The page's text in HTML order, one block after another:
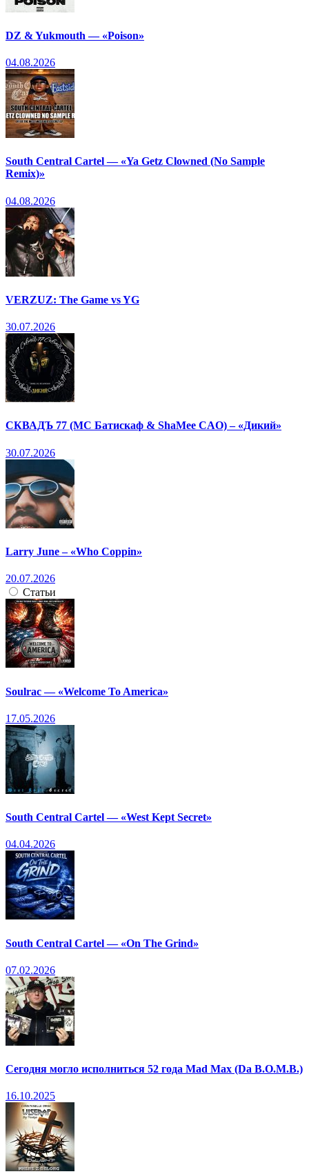
DZ & Yukmouth — «Poison»
04.08.2026
South Central Cartel — «Ya Getz Clowned (No Sample
Remix)»
04.08.2026
VERZUZ: The Game vs YG
30.07.2026
СКВАДЪ 77 (МС Батискаф & ShaMee CAO) – «Дикий»
30.07.2026
Larry June – «Who Coppin»
20.07.2026
Статьи
Soulrac — «Welcome To America»
17.05.2026
South Central Cartel — «West Kept Secret»
04.04.2026
South Central Cartel — «On The Grind»
07.02.2026
Сегодня могло исполниться 52 года Mad Max (Da B.O.M.B.)
16.10.2025